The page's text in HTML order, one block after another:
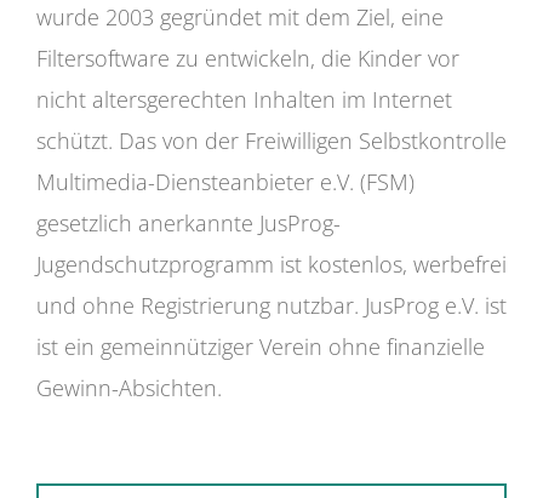
wurde 2003 gegründet mit dem Ziel, eine
Filtersoftware zu entwickeln, die Kinder vor
nicht altersgerechten Inhalten im Internet
schützt. Das von der Freiwilligen Selbstkontrolle
Multimedia-Diensteanbieter e.V. (FSM)
gesetzlich anerkannte JusProg-
Jugendschutzprogramm ist kostenlos, werbefrei
und ohne Registrierung nutzbar. JusProg e.V. ist
ist ein gemeinnütziger Verein ohne finanzielle
Gewinn-Absichten.